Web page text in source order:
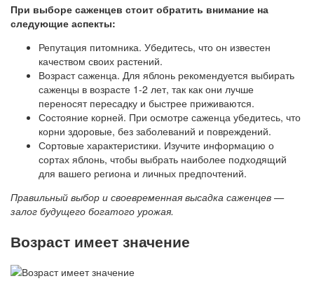
При выборе саженцев стоит обратить внимание на
следующие аспекты:
Репутация питомника. Убедитесь, что он известен
качеством своих растений.
Возраст саженца. Для яблонь рекомендуется выбирать
саженцы в возрасте 1-2 лет, так как они лучше
переносят пересадку и быстрее приживаются.
Состояние корней. При осмотре саженца убедитесь, что
корни здоровые, без заболеваний и повреждений.
Сортовые характеристики. Изучите информацию о
сортах яблонь, чтобы выбрать наиболее подходящий
для вашего региона и личных предпочтений.
Правильный выбор и своевременная высадка саженцев —
залог будущего богатого урожая.
Возраст имеет значение